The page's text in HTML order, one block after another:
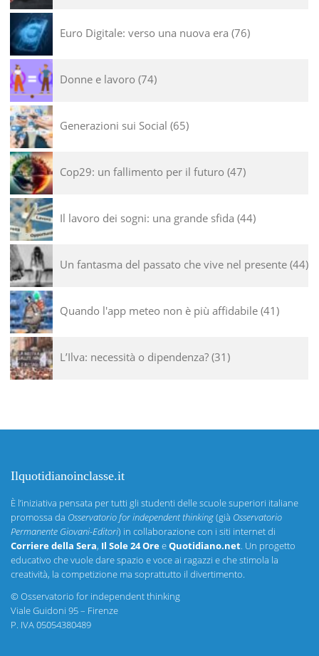
Euro Digitale: verso una nuova era 76
Donne e lavoro 74
Generazioni sui Social 65
Cop29: un fallimento per il futuro 47
Il lavoro dei sogni: una grande sfida 44
Un fantasma del passato che vive nel presente 44
Quando l'app meteo non è più affidabile 41
L’Ilva: necessità o dipendenza? 31
Ilquotidianoinclasse.it
È l’iniziativa pensata per tutti gli studenti delle scuole superiori italiane
promossa da Osservatorio for independent thinking(già Osservatorio
Permanente Giovani-Editori) in collaborazione con i siti internet di
Corriere della Sera, Il Sole 24 OreeQuotidiano.net. Un progetto
educativo che vuole dare spazio e voce ai ragazzi e che stimola la
creatività, la competizione ma soprattutto il divertimento.
©Osservatorio for independent thinking
Viale Guidoni 95 – Firenze
P. IVA 05054380489